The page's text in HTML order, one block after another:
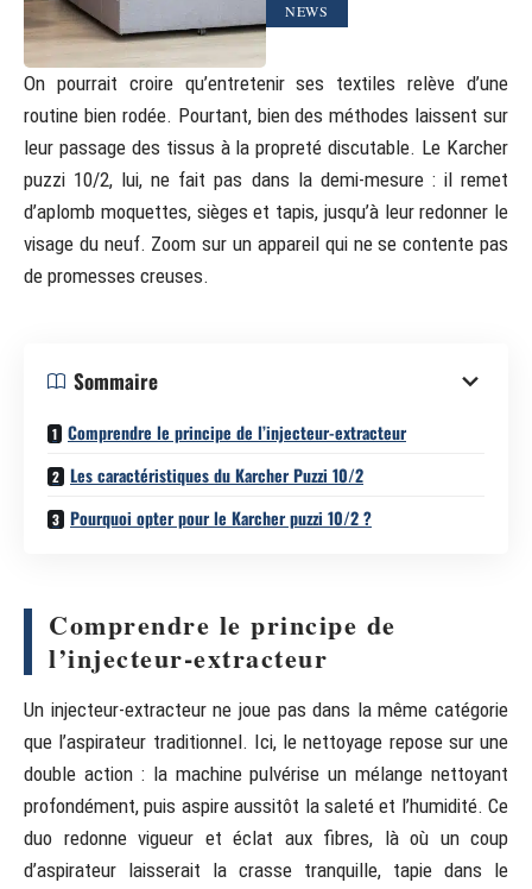
NEWS
On pourrait croire qu’entretenir ses textiles relève d’une
routine bien rodée. Pourtant, bien des méthodes laissent sur
leur passage des tissus à la propreté discutable. Le Karcher
puzzi 10/2, lui, ne fait pas dans la demi-mesure : il remet
d’aplomb moquettes, sièges et tapis, jusqu’à leur redonner le
visage du neuf. Zoom sur un appareil qui ne se contente pas
de promesses creuses.
Sommaire
Comprendre le principe de l’injecteur-extracteur
Les caractéristiques du Karcher Puzzi 10/2
Pourquoi opter pour le Karcher puzzi 10/2 ?
Comprendre le principe de
l’injecteur-extracteur
Un injecteur-extracteur ne joue pas dans la même catégorie
que l’aspirateur traditionnel. Ici, le nettoyage repose sur une
double action : la machine pulvérise un mélange nettoyant
profondément, puis aspire aussitôt la saleté et l’humidité. Ce
duo redonne vigueur et éclat aux fibres, là où un coup
d’aspirateur laisserait la crasse tranquille, tapie dans le